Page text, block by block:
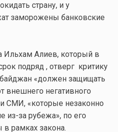
страну, и у
заморожены банковские
Ильхам Алиев, который в
подряд , отверг критику
«должен защищать
внешнего негативного
СМИ, «которые незаконно
из-за рубежа», по его
в рамках закона.